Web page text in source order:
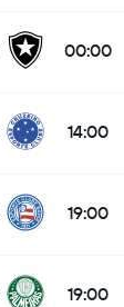
00:00
14:00
19:00
19:00